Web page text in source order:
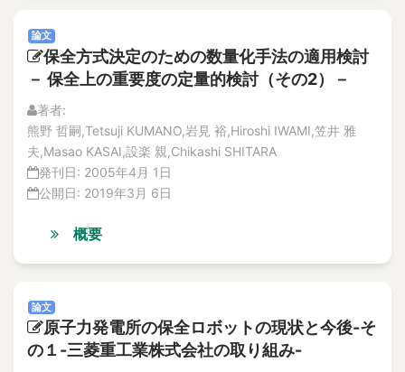
above the ceiling
Absolute Risk Achievement Worth
ABWR
ac
ac excitation
AC Magnetization Method
AC magnetization method
academic-industry partnership
accelerated life test
Accelerated-Aging Test
Acceleration
論文
解説記事
No. 2
論文
解説記事
特集記事
論文
特集記事
論文
解説記事
論文
保全方式決定のための数量化手法の適用検討
－ 保全上の重要度の定量的検討（その2）－
著者:
熊野 哲嗣,Tetsuji KUMANO,岩見 裕,Hiroshi IWAMI,笠井 雅
夫,Masao KASAI,設楽 親,Chikashi SHITARA
発刊日: 2005年4月 1日
公開日: 2019年3月 6日
概要
論文
原子力発電所の保全ロボットの現状と今後-そ
の１-三菱重工業株式会社の取り組み-